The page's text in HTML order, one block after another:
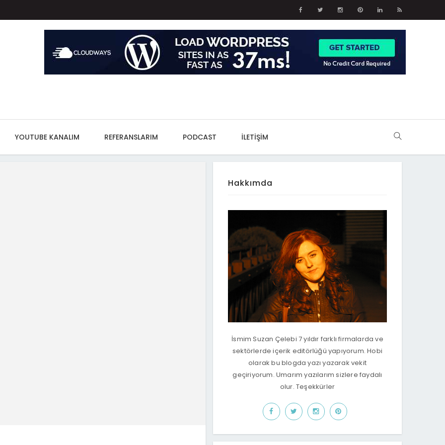
YOUTUBE KANALIM REFERANSLARIM PODCAST İLETIŞIM
Hakkımda
İsmim Suzan Çelebi 7 yıldır farklı firmalarda ve
sektörlerde içerik editörlüğü yapıyorum. Hobi
olarak bu blogda yazı yazarak vekit
geçiriyorum. Umarım yazılarım sizlere faydalı
olur. Teşekkürler